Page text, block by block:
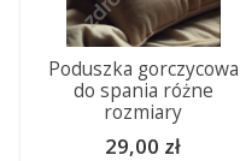
Poduszka gorczycowa
do spania różne
rozmiary
29,00 zł